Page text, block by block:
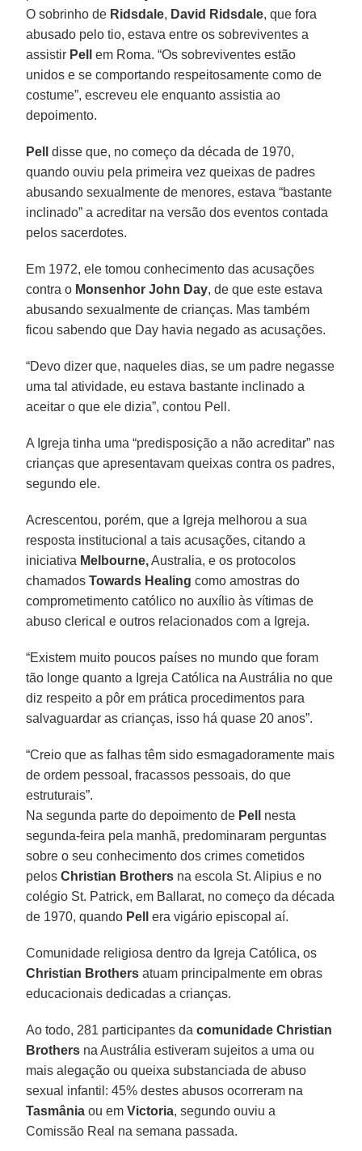
O sobrinho de Ridsdale, David Ridsdale, que fora
abusado pelo tio, estava entre os sobreviventes a
assistir Pell
em Roma. “Os sobreviventes estão
unidos e se comportando respeitosamente como de
costume”, escreveu ele enquanto assistia ao
depoimento.
Pell
disse que, no começo da década de 1970,
quando ouviu pela primeira vez queixas de padres
abusando sexualmente de menores, estava “bastante
inclinado” a acreditar na versão dos eventos contada
pelos sacerdotes.
Em 1972, ele tomou conhecimento das acusações
contra o Monsenhor John Day, de que este estava
abusando sexualmente de crianças. Mas também
ficou sabendo que Day havia negado as acusações.
“Devo dizer que, naqueles dias, se um padre negasse
uma tal atividade, eu estava bastante inclinado a
aceitar o que ele dizia”, contou Pell.
A Igreja tinha uma “predisposição a não acreditar” nas
crianças que apresentavam queixas contra os padres,
segundo ele.
Acrescentou, porém, que a Igreja melhorou a sua
resposta institucional a tais acusações, citando a
iniciativa Melbourne,Australia, e os protocolos
chamadosTowards Healing como amostras do
comprometimento católico no auxílio às vítimas de
abuso clerical e outros relacionados com a Igreja.
“Existem muito poucos países no mundo que foram
tão longe quanto a Igreja Católica na Austrália no que
diz respeito a pôr em prática procedimentos para
salvaguardar as crianças, isso há quase 20 anos”.
“Creio que as falhas têm sido esmagadoramente mais
de ordem pessoal, fracassos pessoais, do que
estruturais”.
Na segunda parte do depoimento de Pell
nesta
segunda-feira pela manhã, predominaram perguntas
sobre o seu conhecimento dos crimes cometidos
pelosChristian Brothers na escola St. Alipius e no
colégio St. Patrick, em Ballarat, no começo da década
de 1970, quando Pell era vigário episcopal aí.
Comunidade religiosa dentro da Igreja Católica, os
Christian Brothers atuam principalmente em obras
educacionais dedicadas a crianças.
Ao todo, 281 participantes dacomunidade Christian
Brothers na Austrália estiveram sujeitos a uma ou
mais alegação ou queixa substanciada de abuso
sexual infantil: 45% destes abusos ocorreram na
Tasmânia ou emVictoria, segundo ouviu a
Comissão Real na semana passada.